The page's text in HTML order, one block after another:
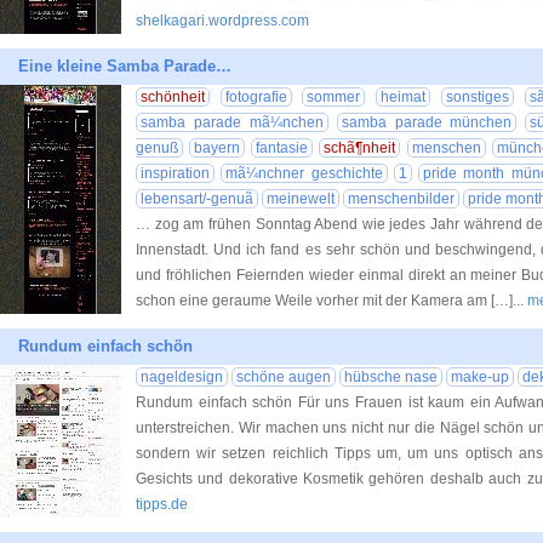
shelkagari.wordpress.com
Eine kleine Samba Parade…
schönheit fotografie sommer heimat sonstiges
samba parade mã¼nchen
samba parade münchen
genuß
bayern fantasie schã¶nheit menschen
inspiration
mã¼nchner geschichte 1
pride month
lebensart/-genuã
meinewelt menschenbilder
pride
… zog am frühen Sonntag Abend wie jedes Jahr während
Innenstadt. Und ich fand es sehr schön und
und fröhlichen Feiernden wieder einmal direkt an meiner
schon eine geraume Weile vorher mit der Kamera am […]...
Rundum einfach schön
nageldesign schöne augen hübsche nase make-up
Rundum einfach schön Für uns Frauen ist kaum ein
unterstreichen. Wir machen uns nicht nur die Nägel schön
sondern wir setzen reichlich Tipps um, um uns optisch
Gesichts und dekorative Kosmetik gehören deshalb auch
tipps.de